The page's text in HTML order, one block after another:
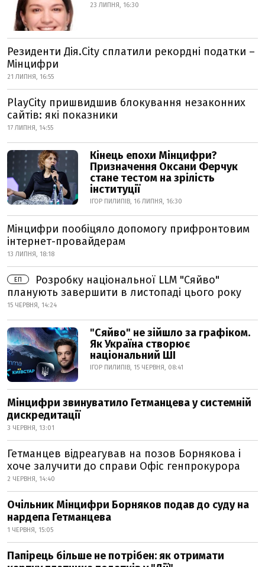
23 ЛИПНЯ, 16:30
Резиденти Дія.City сплатили рекордні податки –
Мінцифри
21 ЛИПНЯ, 16:55
PlayCity пришвидшив блокування незаконних
сайтів: які показники
17 ЛИПНЯ, 14:55
Кінець епохи Мінцифри?
Призначення Оксани Ферчук
стане тестом на зрілість
інституції
ІГОР ПИЛИПІВ, 16 ЛИПНЯ, 16:30
Мінцифри пообіцяло допомогу прифронтовим
інтернет-провайдерам
13 ЛИПНЯ, 18:18
ЕП
Розробку національної LLM "Сяйво"
планують завершити в листопаді цього року
15 ЧЕРВНЯ, 14:24
"Сяйво" не зійшло за графіком.
Як Україна створює
національний ШІ
ІГОР ПИЛИПІВ, 15 ЧЕРВНЯ, 08:41
Мінцифри звинуватило Гетманцева у системній
дискредитації
3 ЧЕРВНЯ, 13:01
Гетманцев відреагував на позов Борнякова і
хоче залучити до справи Офіс генпрокурора
2 ЧЕРВНЯ, 14:40
Очільник Мінцифри Борняков подав до суду на
нардепа Гетманцева
1 ЧЕРВНЯ, 15:05
Папірець більше не потрібен: як отримати